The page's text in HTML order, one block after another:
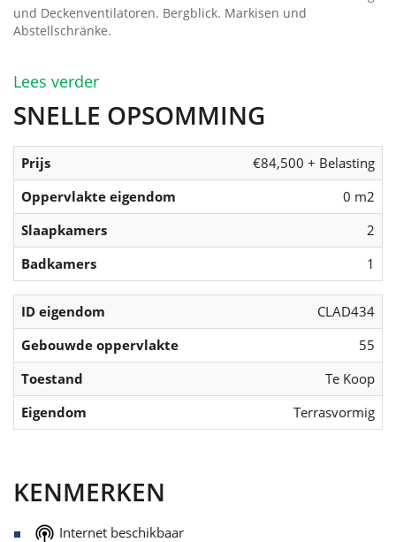
und Deckenventilatoren. Bergblick. Markisen und
Abstellschränke.
Lees verder
SNELLE OPSOMMING
Prijs
€84,500 + Belasting
Oppervlakte eigendom
0 m2
Slaapkamers
2
Badkamers
1
ID eigendom
CLAD434
Gebouwde oppervlakte
55
Toestand
Te Koop
Eigendom
Terrasvormig
KENMERKEN
Internet beschikbaar